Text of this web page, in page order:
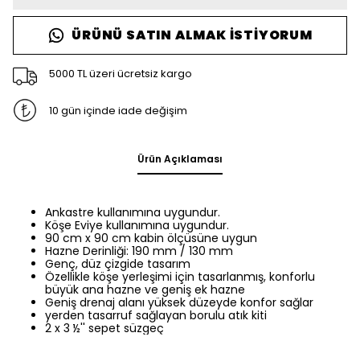
ÜRÜNÜ SATIN ALMAK İSTIYORUM
5000 TL üzeri ücretsiz kargo
10 gün içinde iade değişim
Ürün Açıklaması
Ankastre kullanımına uygundur.
Köşe Eviye kullanımına uygundur.
90 cm x 90 cm kabin ölçüsüne uygun
Hazne Derinliği: 190 mm / 130 mm
Genç, düz çizgide tasarım
Özellikle köşe yerleşimi için tasarlanmış, konforlu
büyük ana hazne ve geniş ek hazne
Geniş drenaj alanı yüksek düzeyde konfor sağlar
yerden tasarruf sağlayan borulu atık kiti
2 x 3 ½'' sepet süzgeç